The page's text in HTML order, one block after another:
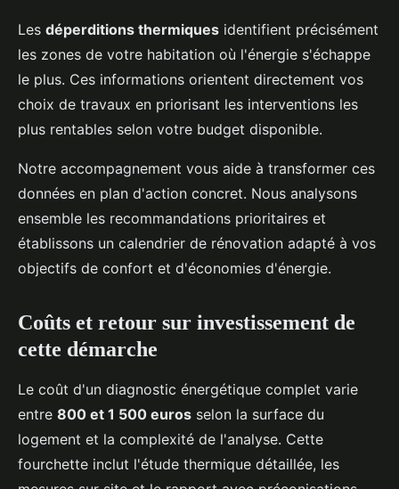
Les déperditions thermiques identifient précisément
les zones de votre habitation où l'énergie s'échappe
le plus. Ces informations orientent directement vos
choix de travaux en priorisant les interventions les
plus rentables selon votre budget disponible.
Notre accompagnement vous aide à transformer ces
données en plan d'action concret. Nous analysons
ensemble les recommandations prioritaires et
établissons un calendrier de rénovation adapté à vos
objectifs de confort et d'économies d'énergie.
Coûts et retour sur investissement de
cette démarche
Le coût d'un diagnostic énergétique complet varie
entre 800 et 1 500 euros selon la surface du
logement et la complexité de l'analyse. Cette
fourchette inclut l'étude thermique détaillée, les